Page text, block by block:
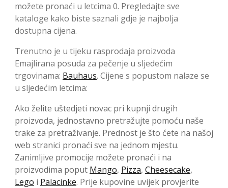
možete pronaći u letcima 0. Pregledajte sve
kataloge kako biste saznali gdje je najbolja
dostupna cijena.
Trenutno je u tijeku rasprodaja proizvoda
Emajlirana posuda za pečenje u sljedećim
trgovinama: Bauhaus. Cijene s popustom nalaze se
u sljedećim letcima:
Ako želite uštedjeti novac pri kupnji drugih
proizvoda, jednostavno pretražujte pomoću naše
trake za pretraživanje. Prednost je što ćete na našoj
web stranici pronaći sve na jednom mjestu.
Zanimljive promocije možete pronaći i na
proizvodima poput Mango, Pizza, Cheesecake,
Lego i Palacinke. Prije kupovine uvijek provjerite